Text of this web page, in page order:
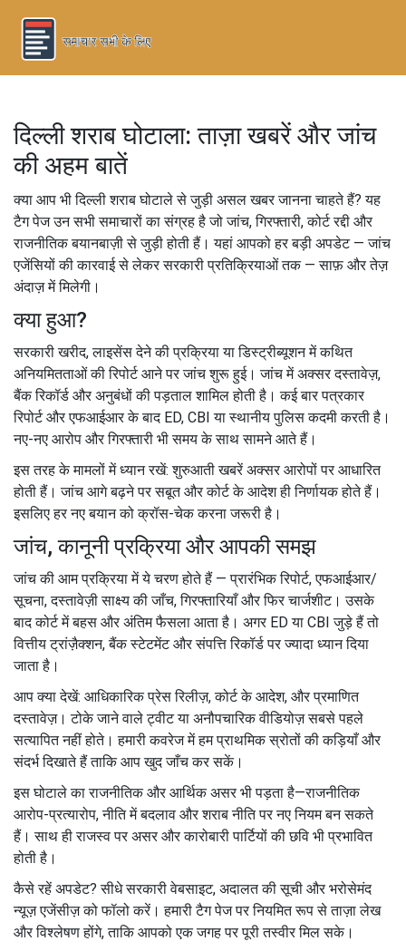
दिल्ली शराब घोटाला: ताज़ा खबरें और जांच
की अहम बातें
क्या आप भी दिल्ली शराब घोटाले से जुड़ी असल खबर जानना चाहते हैं? यह
टैग पेज उन सभी समाचारों का संग्रह है जो जांच, गिरफ्तारी, कोर्ट रद्दी और
राजनीतिक बयानबाज़ी से जुड़ी होती हैं। यहां आपको हर बड़ी अपडेट — जांच
एजेंसियों की कारवाई से लेकर सरकारी प्रतिक्रियाओं तक — साफ़ और तेज़
अंदाज़ में मिलेगी।
क्या हुआ?
सरकारी खरीद, लाइसेंस देने की प्रक्रिया या डिस्ट्रीब्यूशन में कथित
अनियमितताओं की रिपोर्ट आने पर जांच शुरू हुई। जांच में अक्सर दस्तावेज़,
बैंक रिकॉर्ड और अनुबंधों की पड़ताल शामिल होती है। कई बार पत्रकार
रिपोर्ट और एफआईआर के बाद ED, CBI या स्थानीय पुलिस कदमी करती है।
नए-नए आरोप और गिरफ्तारी भी समय के साथ सामने आते हैं।
इस तरह के मामलों में ध्यान रखें: शुरुआती खबरें अक्सर आरोपों पर आधारित
होती हैं। जांच आगे बढ़ने पर सबूत और कोर्ट के आदेश ही निर्णायक होते हैं।
इसलिए हर नए बयान को क्रॉस-चेक करना जरूरी है।
जांच, कानूनी प्रक्रिया और आपकी समझ
जांच की आम प्रक्रिया में ये चरण होते हैं — प्रारंभिक रिपोर्ट, एफआईआर/
सूचना, दस्तावेज़ी साक्ष्य की जाँच, गिरफ्तारियाँ और फिर चार्जशीट। उसके
बाद कोर्ट में बहस और अंतिम फैसला आता है। अगर ED या CBI जुड़े हैं तो
वित्तीय ट्रांज़ैक्शन, बैंक स्टेटमेंट और संपत्ति रिकॉर्ड पर ज्यादा ध्यान दिया
जाता है।
आप क्या देखें: आधिकारिक प्रेस रिलीज़, कोर्ट के आदेश, और प्रमाणित
दस्तावेज़। टोके जाने वाले ट्वीट या अनौपचारिक वीडियोज़ सबसे पहले
सत्यापित नहीं होते। हमारी कवरेज में हम प्राथमिक स्रोतों की कड़ियाँ और
संदर्भ दिखाते हैं ताकि आप खुद जाँच कर सकें।
इस घोटाले का राजनीतिक और आर्थिक असर भी पड़ता है—राजनीतिक
आरोप-प्रत्यारोप, नीति में बदलाव और शराब नीति पर नए नियम बन सकते
हैं। साथ ही राजस्व पर असर और कारोबारी पार्टियों की छवि भी प्रभावित
होती है।
कैसे रहें अपडेट? सीधे सरकारी वेबसाइट, अदालत की सूची और भरोसेमंद
न्यूज़ एजेंसीज़ को फॉलो करें। हमारी टैग पेज पर नियमित रूप से ताज़ा लेख
और विश्लेषण होंगे, ताकि आपको एक जगह पर पूरी तस्वीर मिल सके।